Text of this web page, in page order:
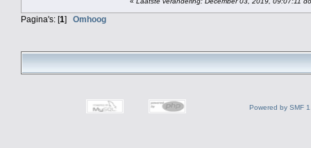
Pagina's: [1] Omhoog
Powered by SMF